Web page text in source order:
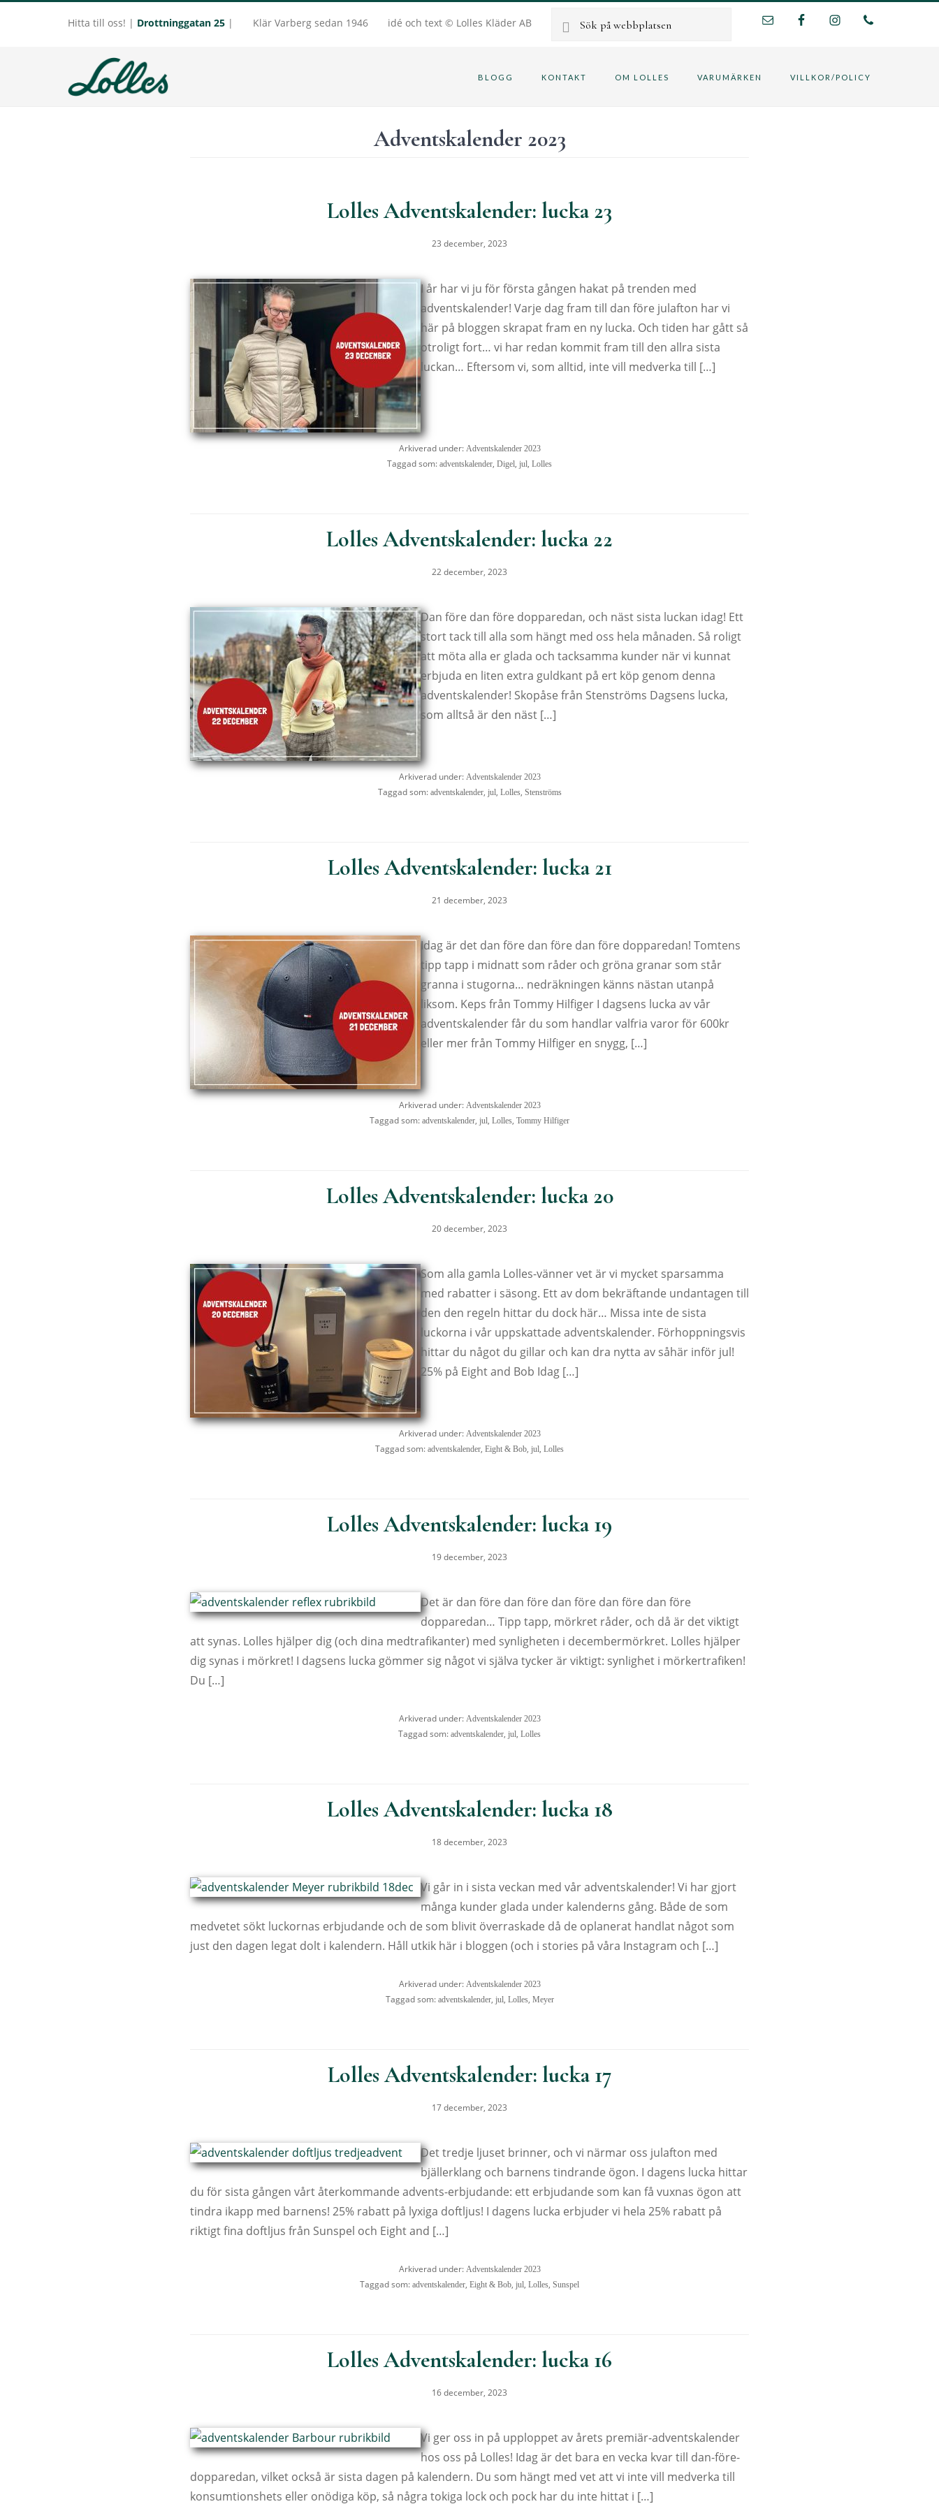
Hitta till oss! | Drottninggatan 25 | Klär Varberg sedan 1946 idé och text © Lolles Kläder AB Sök
webbplatsen
huvudinnehåll
LOLLES BLOGG KONTAKT OM LOLLES VARUMÄRKEN VILLKOR/POLICY
Adventskalender 2023
Lolles Adventskalender: lucka 23
23 december, 2023
I år har vi ju för första gången hakat på trenden med
adventskalender! Varje dag fram till dan före julafton har vi
här på bloggen skrapat fram en ny lucka. Och tiden har gått så
otroligt fort… vi har redan kommit fram till den allra sista
luckan… Eftersom vi, som alltid, inte vill medverka till […]
Arkiverad under: Adventskalender 2023
Taggad som: adventskalender, Digel, jul, Lolles
Lolles Adventskalender: lucka 22
22 december, 2023
Dan före dan före dopparedan, och näst sista luckan idag! Ett
stort tack till alla som hängt med oss hela månaden. Så roligt
att möta alla er glada och tacksamma kunder när vi kunnat
erbjuda en liten extra guldkant på ert köp genom denna
adventskalender! Skopåse från Stenströms Dagsens lucka,
som alltså är den näst […]
Arkiverad under: Adventskalender 2023
Taggad som: adventskalender, jul, Lolles, Stenströms
Lolles Adventskalender: lucka 21
21 december, 2023
Idag är det dan före dan före dan före dopparedan! Tomtens
tipp tapp i midnatt som råder och gröna granar som står
granna i stugorna… nedräkningen känns nästan utanpå
liksom. Keps från Tommy Hilfiger I dagsens lucka av vår
adventskalender får du som handlar valfria varor för 600kr
eller mer från Tommy Hilfiger en snygg, […]
Arkiverad under: Adventskalender 2023
Taggad som: adventskalender, jul, Lolles, Tommy Hilfiger
Lolles Adventskalender: lucka 20
20 december, 2023
Som alla gamla Lolles-vänner vet är vi mycket sparsamma
med rabatter i säsong. Ett av dom bekräftande undantagen till
den den regeln hittar du dock här… Missa inte de sista
luckorna i vår uppskattade adventskalender. Förhoppningsvis
hittar du något du gillar och kan dra nytta av såhär inför jul!
25% på Eight and Bob Idag […]
Arkiverad under: Adventskalender 2023
Taggad som: adventskalender, Eight & Bob, jul, Lolles
Lolles Adventskalender: lucka 19
19 december, 2023
Det är dan före dan före dan före dan före dan före
dopparedan… Tipp tapp, mörkret råder, och då är det viktigt
att synas. Lolles hjälper dig (och dina medtrafikanter) med synligheten i decembermörkret. Lolles hjälper
dig synas i mörkret! I dagsens lucka gömmer sig något vi själva tycker är viktigt: synlighet i mörkertrafiken!
Du […]
Arkiverad under: Adventskalender 2023
Taggad som: adventskalender, jul, Lolles
Lolles Adventskalender: lucka 18
18 december, 2023
Vi går in i sista veckan med vår adventskalender! Vi har gjort
många kunder glada under kalenderns gång. Både de som
medvetet sökt luckornas erbjudande och de som blivit överraskade då de oplanerat handlat något som
just den dagen legat dolt i kalendern. Håll utkik här i bloggen (och i stories på våra Instagram och […]
Arkiverad under: Adventskalender 2023
Taggad som: adventskalender, jul, Lolles, Meyer
Lolles Adventskalender: lucka 17
17 december, 2023
Det tredje ljuset brinner, och vi närmar oss julafton med
bjällerklang och barnens tindrande ögon. I dagens lucka hittar
du för sista gången vårt återkommande advents-erbjudande: ett erbjudande som kan få vuxnas ögon att
tindra ikapp med barnens! 25% rabatt på lyxiga doftljus! I dagens lucka erbjuder vi hela 25% rabatt på
riktigt fina doftljus från Sunspel och Eight and […]
Arkiverad under: Adventskalender 2023
Taggad som: adventskalender, Eight & Bob, jul, Lolles, Sunspel
Lolles Adventskalender: lucka 16
16 december, 2023
Vi ger oss in på upploppet av årets premiär-adventskalender
hos oss på Lolles! Idag är det bara en vecka kvar till dan-före-
dopparedan, vilket också är sista dagen på kalendern. Du som hängt med vet att vi inte vill medverka till
konsumtionshets eller onödiga köp, så några tokiga lock och pock har du inte hittat i […]